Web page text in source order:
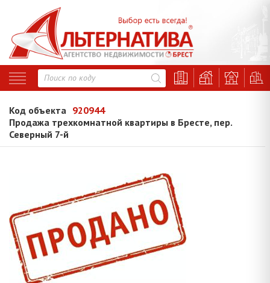
Код объекта 920944
Продажа трехкомнатной квартиры в Бресте, пер.
Северный 7-й